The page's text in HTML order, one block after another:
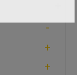
-
+
+